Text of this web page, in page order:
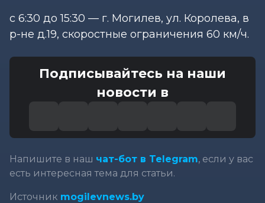
с 6:30 до 15:30 — г. Могилев, ул. Королева, в
р-не д.19, скоростные ограничения 60 км/ч.
Подписывайтесь на наши
новости в
Напишите в наш чат-бот в Telegram, если у вас
есть интересная тема для статьи.
Источник mogilevnews.by